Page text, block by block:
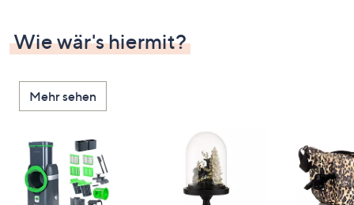
Wie wär's hiermit?
Mehr sehen